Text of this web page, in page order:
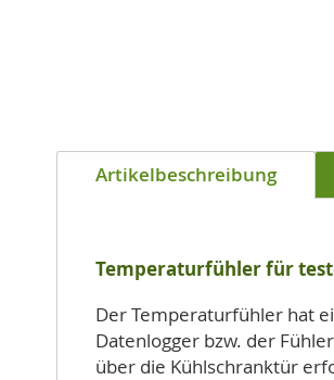
Artikelbeschreibung
Temperaturfühler für
Der Temperaturfühler hat
Datenlogger bzw. der
über die Kühlschranktür